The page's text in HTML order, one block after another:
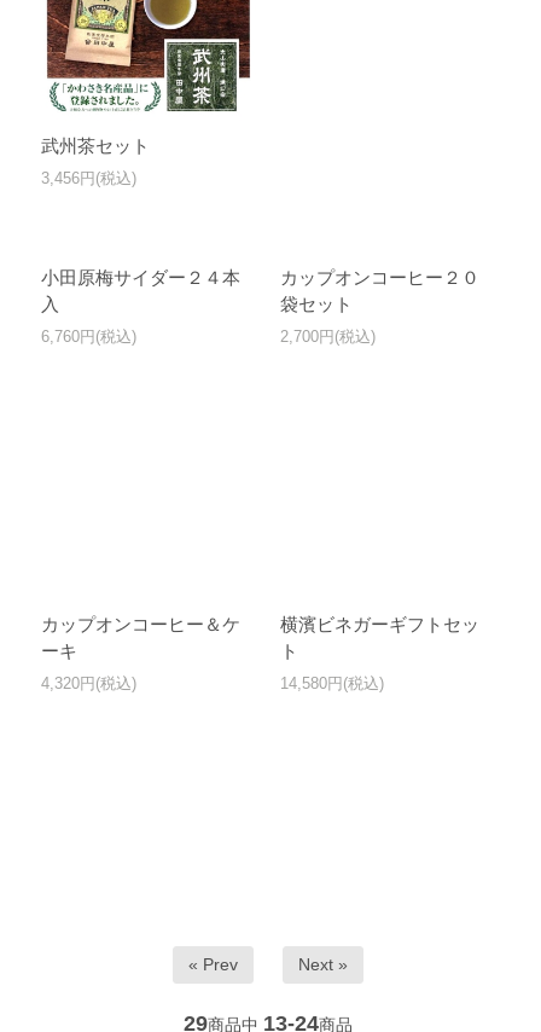
武州茶セット
3,456円(税込)
小田原梅サイダー２４本
入
6,760円(税込)
カップオンコーヒー２０
袋セット
2,700円(税込)
カップオンコーヒー＆ケ
ーキ
4,320円(税込)
横濱ビネガーギフトセッ
ト
14,580円(税込)
« Prev Next »
29商品中 13-24商品